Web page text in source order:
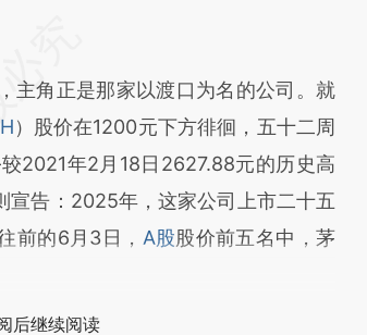
角正是那家以渡口为名的公司。就
）股价在1200元下方徘徊，五十二周
2021年2月18日2627.88元的历史高
宣告：2025年，这家公司上市二十五
前的6月3日， A股股价前五名中，茅
后继续阅读